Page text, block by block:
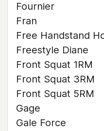
Fournier
Fran
Free Handstand
Freestyle Diane
Front Squat 1RM
Front Squat 3RM
Front Squat 5RM
Gage
Gale Force